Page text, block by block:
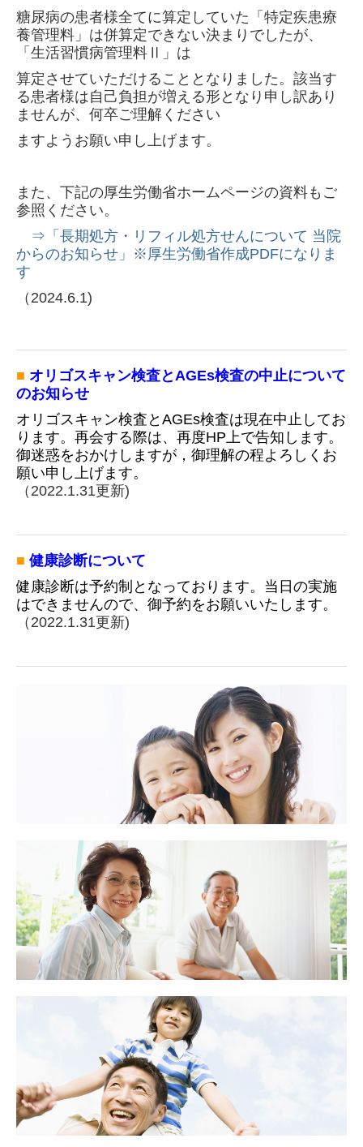
糖尿病の患者様全てに算定していた「特定疾患療
養管理料」は併算定できない決まりでしたが、
「生活習慣病管理料Ⅱ」は
算定させていただけることとなりました。該当す
る患者様は自己負担が増える形となり申し訳あり
ませんが、何卒ご理解ください
ますようお願い申し上げます。
また、下記の厚生労働省ホームページの資料もご
参照ください。
⇒「長期処方・リフィル処方せんについて 当院
からのお知らせ」※厚生労働省作成PDFになりま
す
（ 2024.6.1)
■ オリゴスキャン検査とAGEs検査の中止について
のお知らせ
オリゴスキャン検査とAGEs検査は現在中止してお
ります。再会する際は、再度HP上で告知します。
御迷惑をおかけしますが，御理解の程よろしくお
願い申し上げます。
（2022.1.31更新)
■ 健康診断について
健康診断は予約制となっております。当日の実施
はできませんので、御予約をお願いいたします。
（2022.1.31更新)